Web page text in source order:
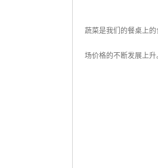
蔬菜是我们的餐桌上
场价格的不断发展上